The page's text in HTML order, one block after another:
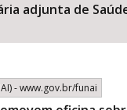
adjunta de
- www.gov.br/funai